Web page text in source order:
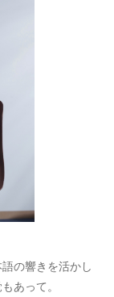
の響きを活かし
あって。